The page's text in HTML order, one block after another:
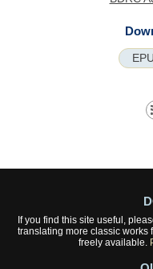
If you find this site useful,
translating more classic works
freely available.